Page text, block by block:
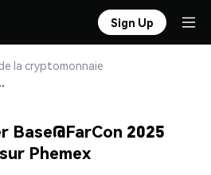
Sign Up
la cryptomonnaie
en toute sécurité
Base@FarCon 2025
Phemex